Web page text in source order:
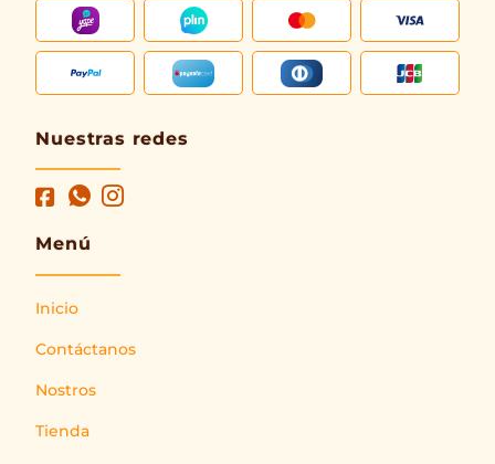
Nuestras redes
Menú
Inicio
Contáctanos
Nostros
Tienda